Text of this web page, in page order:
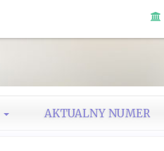
AKTUALNY NUMER